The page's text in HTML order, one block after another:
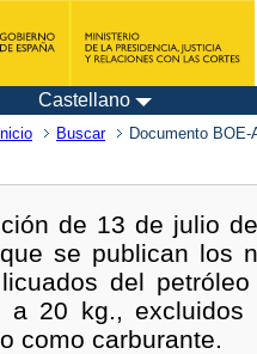
Castellano
Inicio Buscar Documento BOE-
de 13 de julio
se publican los
del
a 20 kg.,
como carburante.